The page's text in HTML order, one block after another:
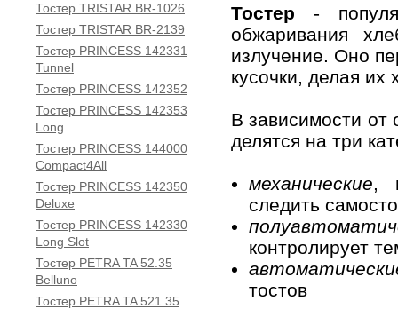
Тостер TRISTAR BR-1026
Тостер TRISTAR BR-2139
Тостер PRINCESS 142331
Tunnel
Тостер PRINCESS 142352
Тостер PRINCESS 142353
Long
Тостер PRINCESS 144000
Compact4All
Тостер PRINCESS 142350
Deluxe
Тостер PRINCESS 142330
Long Slot
Тостер PETRA TA 52.35
Belluno
Тостер PETRA TA 521.35
Тостер -
обжаривания
излучение. Оно
кусочки, делая их
В зависимости от
делятся на три
механические,
следить
контролирует
тостов